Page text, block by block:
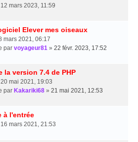
mars 2023, 11:59
Elever mes oiseaux
mars 2021, 06:17
par voyageur81 » 22 févr. 2023, 17:52
la version 7.4 de PHP
mai 2021, 19:03
par Kakariki68 » 21 mai 2021, 12:53
à l'entrée
mars 2021, 21:53